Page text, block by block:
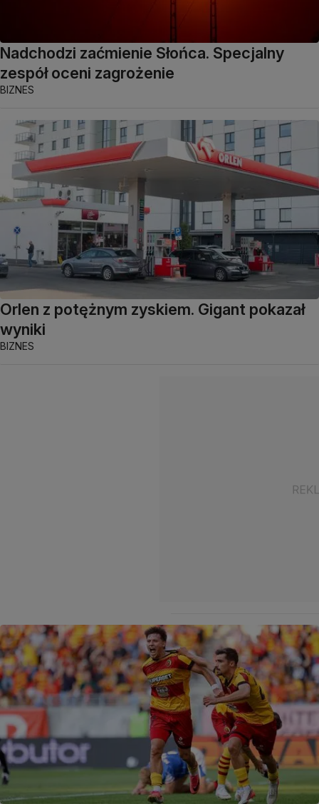
Nadchodzi zaćmienie Słońca. Specjalny
zespół oceni zagrożenie
BIZNES
Orlen z potężnym zyskiem. Gigant pokazał
wyniki
BIZNES